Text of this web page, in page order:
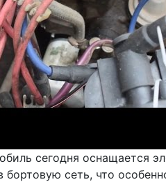
сегодня оснащается
сеть, что